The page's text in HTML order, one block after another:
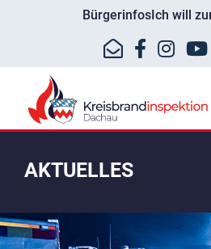
BürgerinfosIch will
AKTUELLES